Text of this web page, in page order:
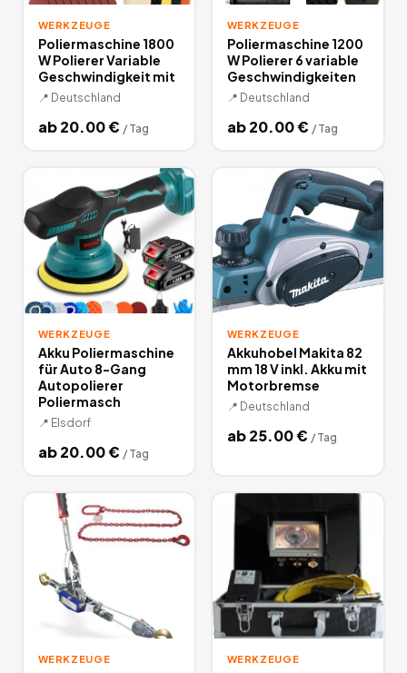
WERKZEUGE
Poliermaschine 1800
W Polierer Variable
Geschwindigkeit mit
📍 Deutschland
ab20.00€ / Tag
WERKZEUGE
Poliermaschine 1200
W Polierer 6 variable
Geschwindigkeiten
📍 Deutschland
ab20.00€ / Tag
WERKZEUGE
Akku Poliermaschine
für Auto 8-Gang
Autopolierer
Poliermasch
📍 Elsdorf
ab20.00€ / Tag
WERKZEUGE
Akkuhobel Makita 82
mm 18 V inkl. Akku mit
Motorbremse
📍 Deutschland
ab25.00€ / Tag
WERKZEUGE WERKZEUGE